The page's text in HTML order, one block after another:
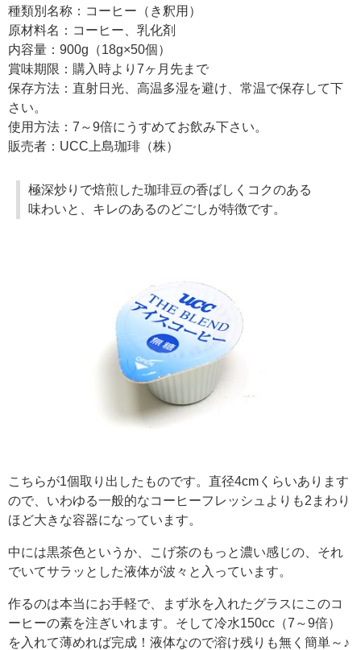
種類別名称：コーヒー（き釈用）
原材料名：コーヒー、乳化剤
内容量：900g（18g×50個）
賞味期限：購入時より7ヶ月先まで
保存方法：直射日光、高温多湿を避け、常温で保存して下
さい。
使用方法：7～9倍にうすめてお飲み下さい。
販売者：UCC上島珈琲（株）
極深炒りで焙煎した珈琲豆の香ばしくコクのある
味わいと、キレのあるのどごしが特徴です。
こちらが1個取り出したものです。直径4cmくらいあります
ので、いわゆる一般的なコーヒーフレッシュよりも2まわり
ほど大きな容器になっています。
中には黒茶色というか、こげ茶のもっと濃い感じの、それ
でいてサラッとした液体が波々と入っています。
作るのは本当にお手軽で、まず氷を入れたグラスにこのコ
ーヒーの素を注ぎいれます。そして冷水150cc（7～9倍）
を入れて薄めれば完成！液体なので溶け残りも無く簡単～♪